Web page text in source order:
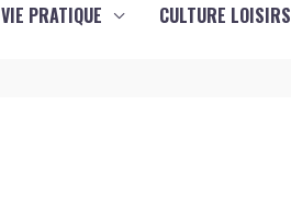
VIE PRATIQUE CULTURE LOISIRS